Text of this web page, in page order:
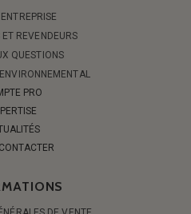
REVENDEURS
QUESTIONS
PRO